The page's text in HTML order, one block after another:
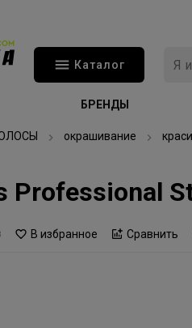
Каталог
БРЕНДЫ
окрашивание
Professional
В избранное Сравнить